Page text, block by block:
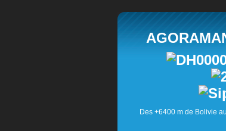
Des +6400 m de Bolivie